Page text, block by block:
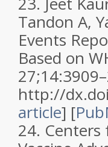
Tandon A,
Events
Based on
http://
article] [
24. Centers